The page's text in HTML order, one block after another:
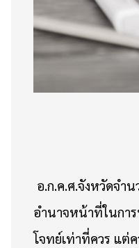
อ.ก.ค.ศ.จังหวัดจำ
อำนาจหน้าที่ในกา
โจทย์เท่าที่ควร แต่